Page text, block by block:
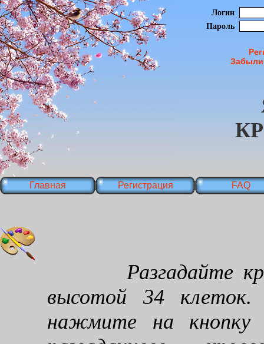
Логин
Пароль
Главная Регистрация FAQ
Разгадайте
высотой 34 клеток.
нажмите на кнопку